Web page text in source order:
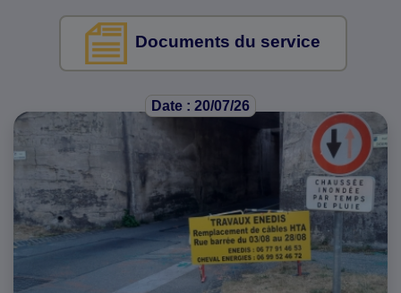
Documents du service
Date : 20/07/26